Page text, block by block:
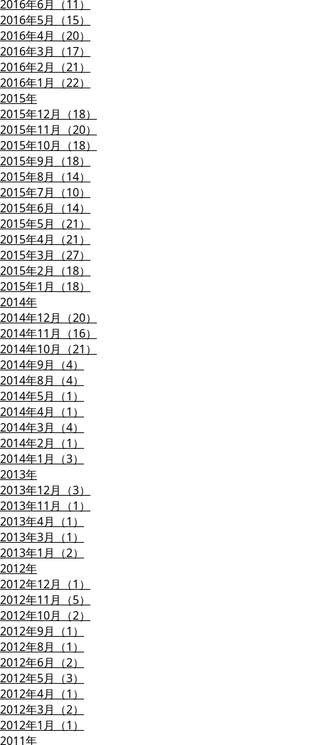
2016年6月（11）
2016年5月（15）
2016年4月（20）
2016年3月（17）
2016年2月（21）
2016年1月（22）
2015年
2015年12月（18）
2015年11月（20）
2015年10月（18）
2015年9月（18）
2015年8月（14）
2015年7月（10）
2015年6月（14）
2015年5月（21）
2015年4月（21）
2015年3月（27）
2015年2月（18）
2015年1月（18）
2014年
2014年12月（20）
2014年11月（16）
2014年10月（21）
2014年9月（4）
2014年8月（4）
2014年5月（1）
2014年4月（1）
2014年3月（4）
2014年2月（1）
2014年1月（3）
2013年
2013年12月（3）
2013年11月（1）
2013年4月（1）
2013年3月（1）
2013年1月（2）
2012年
2012年12月（1）
2012年11月（5）
2012年10月（2）
2012年9月（1）
2012年8月（1）
2012年6月（2）
2012年5月（3）
2012年4月（1）
2012年3月（2）
2012年1月（1）
2011年